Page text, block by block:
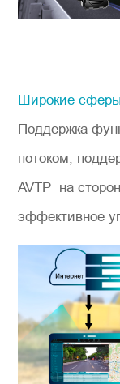
Широкие
Поддержка
потоком,
AVTP на
эффективное